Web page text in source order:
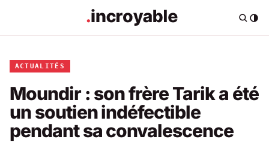
ACTUALITÉS
Moundir : son frère Tarik a été
un soutien indéfectible
pendant sa convalescence